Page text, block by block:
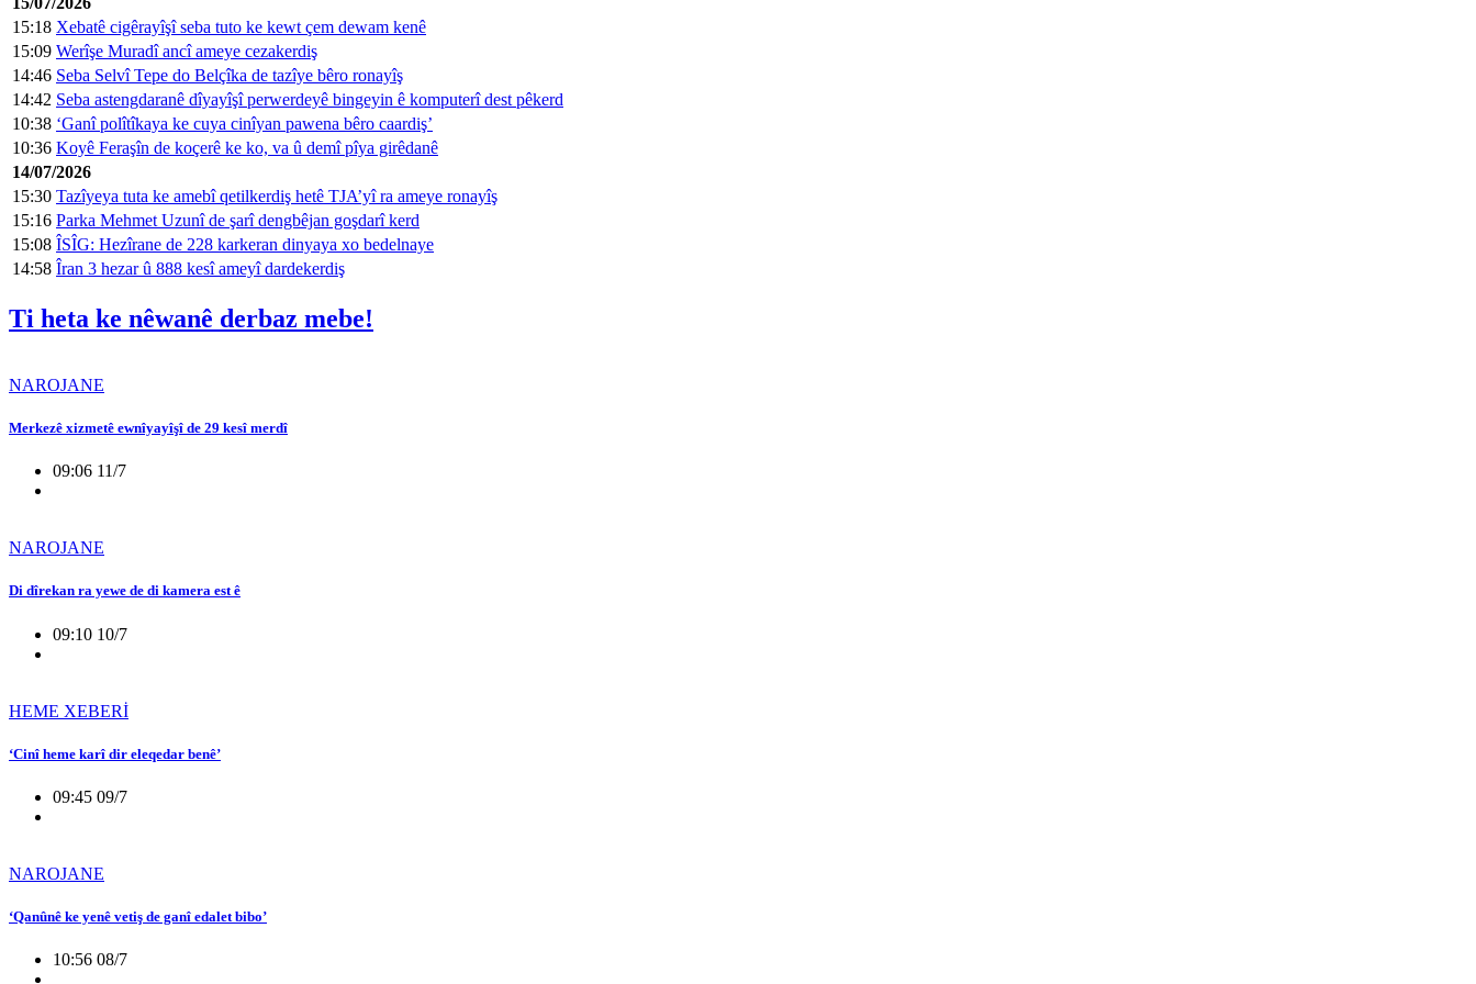
15:18 Xebatê cigêrayîşî seba tuto ke kewt çem dewam kenê
15:09 Werîşe Muradî ancî ameye cezakerdiş
14:46 Seba Selvî Tepe do Belçîka de tazîye bêro ronayîş
14:42 Seba astengdaranê dîyayîşî perwerdeyê bingeyin ê komputerî dest pêkerd
10:38 ‘Ganî polîtîkaya ke cuya cinîyan pawena bêro caardiş’
10:36 Koyê Feraşîn de koçerê ke ko, va û demî pîya girêdanê
14/07/2026
15:30 Tazîyeya tuta ke amebî qetilkerdiş hetê TJA’yî ra ameye ronayîş
15:16 Parka Mehmet Uzunî de şarî dengbêjan goşdarî kerd
15:08 ÎSÎG: Hezîrane de 228 karkeran dinyaya xo bedelnaye
14:58 Îran 3 hezar û 888 kesî ameyî dardekerdiş
Ti heta ke nêwanê derbaz mebe!
NAROJANE
Merkezê xizmetê ewnîyayîşî de 29 kesî merdî
09:06 11/7
NAROJANE
Di dîrekan ra yewe de di kamera est ê
09:10 10/7
HEME XEBERİ
‘Cinî heme karî dir eleqedar benê’
09:45 09/7
NAROJANE
‘Qanûnê ke yenê vetiş de ganî edalet bibo’
10:56 08/7